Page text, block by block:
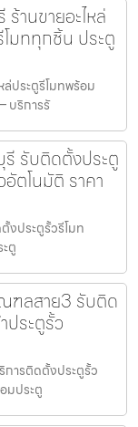
านขายอะไหล่
โมททุกชิ้น ประตู
ล่ประตูรีโมทพร้อม
บริการรั
รี รับติดตั้งประตู
ตโนมัติ ราคา
งประตูรั้วรีโมท
ตู
ฑลสาย3 รับติด
ประตูรั้ว
ารติดตั้งประตูรั้ว
มประตู